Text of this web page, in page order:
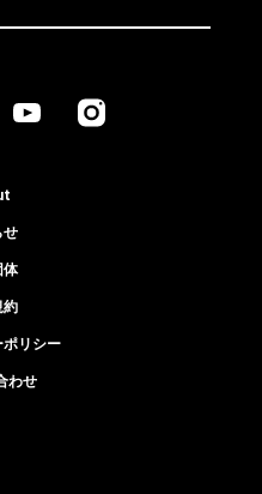
せ
体
約
ポリシー
わせ